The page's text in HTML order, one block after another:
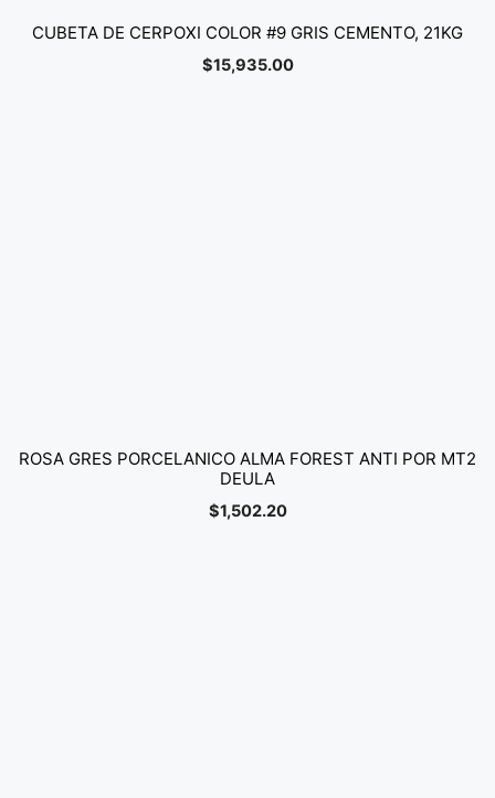
CUBETA DE CERPOXI COLOR #9 GRIS CEMENTO, 21KG
$15,935.00
ROSA GRES PORCELANICO ALMA FOREST ANTI POR MT2
DEULA
$1,502.20